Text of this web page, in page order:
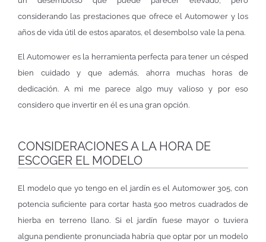
considerando las prestaciones que ofrece el Automower y los
años de vida útil de estos aparatos, el desembolso vale la pena.
El Automower es la herramienta perfecta para tener un césped
bien cuidado y que además, ahorra muchas horas de
dedicación. A mi me parece algo muy valioso y por eso
considero que invertir en él es una gran opción.
CONSIDERACIONES A LA HORA DE
ESCOGER EL MODELO
El modelo que yo tengo en el jardín es el Automower 305, con
potencia suficiente para cortar hasta 500 metros cuadrados de
hierba en terreno llano. Si el jardín fuese mayor o tuviera
alguna pendiente pronunciada habría que optar por un modelo